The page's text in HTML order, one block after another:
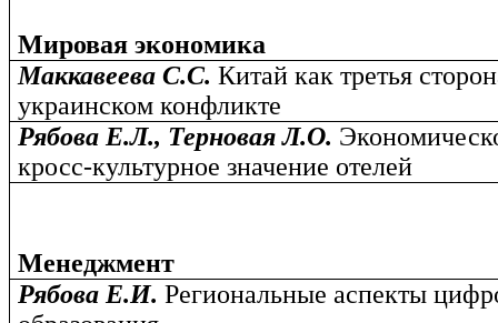
Мировая экономика
Маккавеева С.С.Китай как третья
украинском конфликте
Рябова Е.Л., Терновая Л.О.
кросс-культурное значение отелей
Менеджмент
Рябова Е.И.Региональные аспекты